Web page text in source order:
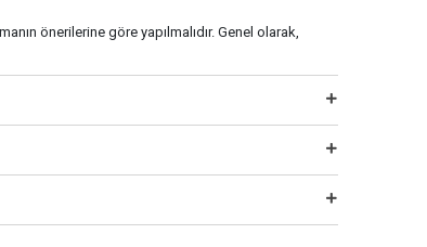
önerilerine göre yapılmalıdır. Genel olarak,